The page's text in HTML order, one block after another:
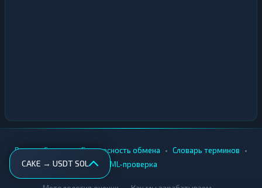
CAKE → USDT SOL
Вики • Города • Безопасность обмена • Словарь терминов •
AML-проверка